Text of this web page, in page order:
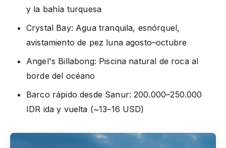
y la bahía turquesa
Crystal Bay: Agua tranquila, esnórquel,
avistamiento de pez luna agosto–octubre
Angel's Billabong: Piscina natural de roca al
borde del océano
Barco rápido desde Sanur: 200.000–250.000
IDR ida y vuelta (~13–16 USD)